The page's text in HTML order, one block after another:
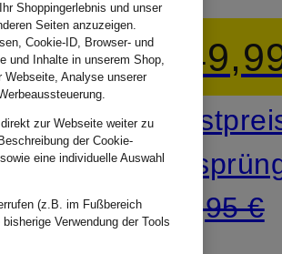
€
LITE
85,95 €
Shoppingerlebnis und unser
Seiten anzuzeigen.
Cookie-ID, Browser- und
und Inhalte in unserem Shop,
Webseite, Analyse unserer
zur Webseite weiter zu
der Cookie-
eine individuelle Auswahl
(z.B. im Fußbereich
Verwendung der Tools